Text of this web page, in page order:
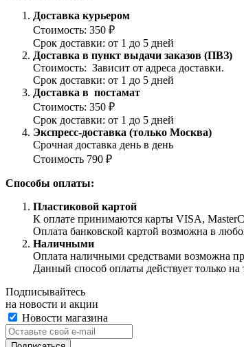
Доставка курьером
Стоимость: 350 ₽
Срок доставки: от 1 до 5 дней
Доставка в пункт выдачи заказов (ПВЗ)
Стоимость: Зависит от адреса доставки.
Срок доставки: от 1 до 5 дней
Доставка в постамат
Стоимость: 350 ₽
Срок доставки: от 1 до 5 дней
Экспресс-доставка (только Москва)
Срочная доставка день в день
Стоимость 790 ₽
Способы оплаты:
Пластиковой картой
К оплате принимаются карты VISA,
Оплата банковской картой возможна в
Наличными
Оплата наличными средствами возможна
Данный способ оплаты действует только
Подписывайтесь
на новости и акции
Новости магазина